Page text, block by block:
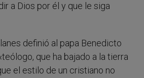
a Dios por él y que le siga
definió al papa Benedicto
que ha bajado a la tierra
el estilo de un cristiano no